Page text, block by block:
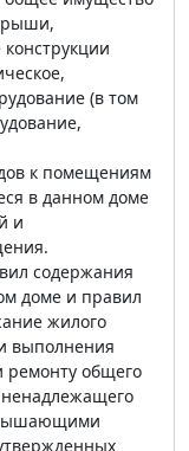
(в том
к помещениям
в данном доме
и
содержания
доме и правил
жилого
выполнения
общего